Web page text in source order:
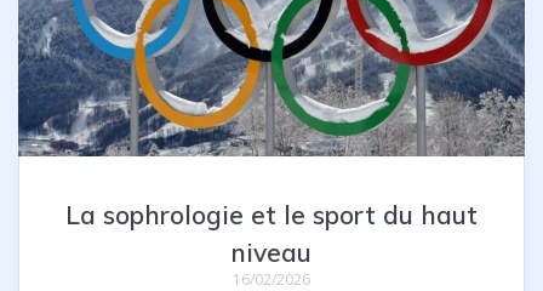
La sophrologie et le sport du haut
niveau
16/02/2026